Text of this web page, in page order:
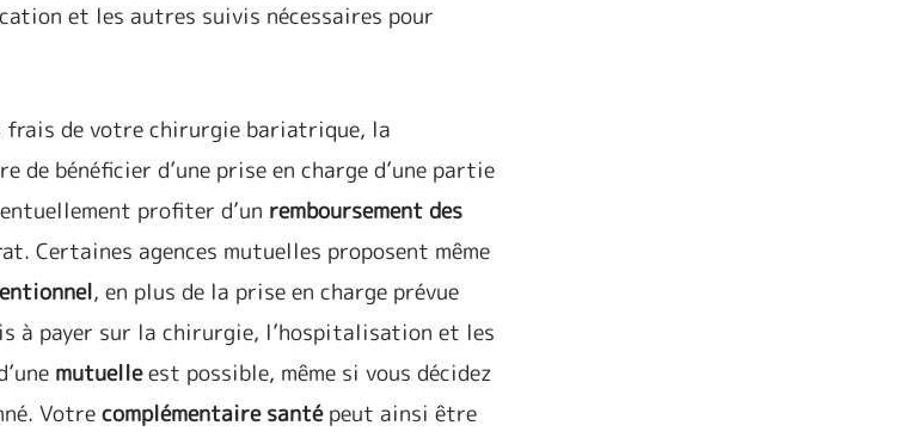
et les autres suivis nécessaires pour
de votre chirurgie bariatrique, la
bénéficier d’une prise en charge d’une partie
profiter d’un remboursement des
Certaines agences mutuelles proposent même
, en plus de la prise en charge prévue
à payer sur la chirurgie, l’hospitalisation et les
mutuelleest possible, même si vous décidez
Votrecomplémentaire santépeut ainsi être